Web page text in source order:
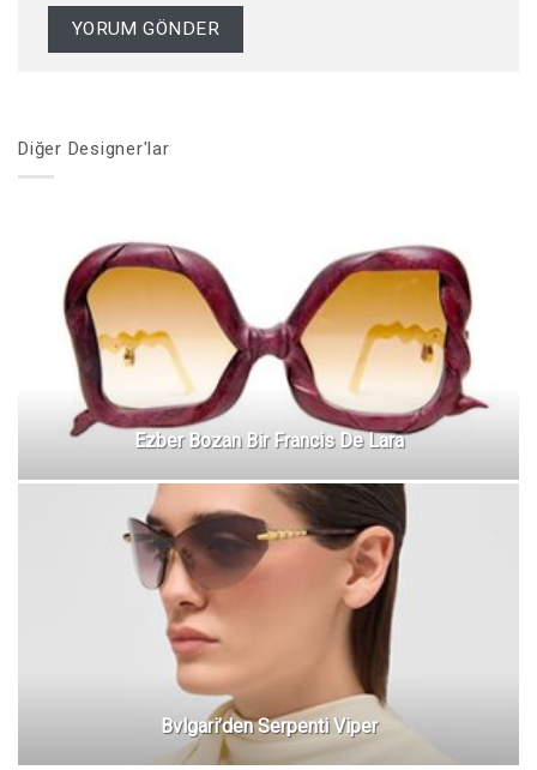
Diğer Designer'lar
Ezber Bozan Bir Francis De Lara
Bvlgari’den Serpenti Viper